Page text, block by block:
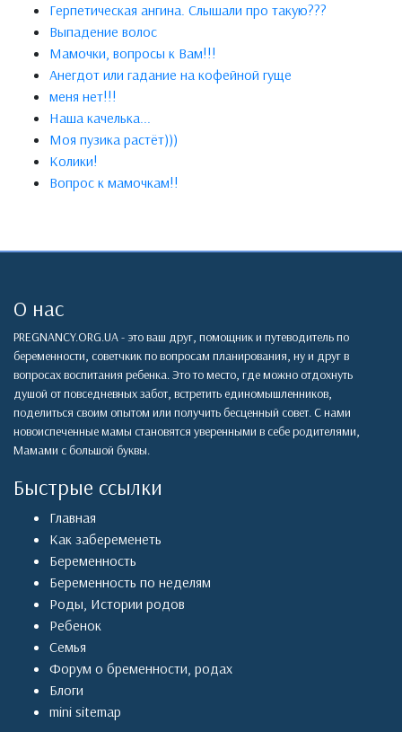
Герпетическая ангина. Слышали про такую???
Выпадение волос
Мамочки, вопросы к Вам!!!
Анегдот или гадание на кофейной гуще
меня нет!!!
Наша качелька...
Моя пузика растёт)))
Колики!
Вопрос к мамочкам!!
О нас
PREGNANCY.ORG.UA - это ваш друг, помощник и путеводитель по
беременности, советчкик по вопросам планирования, ну и друг в
вопросах воспитания ребенка. Это то место, где можно отдохнуть
душой от повседневных забот, встретить единомышленников,
поделиться своим опытом или получить бесценный совет. С нами
новоиспеченные мамы становятся уверенными в себе родителями,
Мамами с большой буквы.
Быстрые ссылки
Главная
Как забеременеть
Беременность
Беременность по неделям
Роды, Истории родов
Ребенок
Семья
Форум о бременности, родах
Блоги
mini sitemap